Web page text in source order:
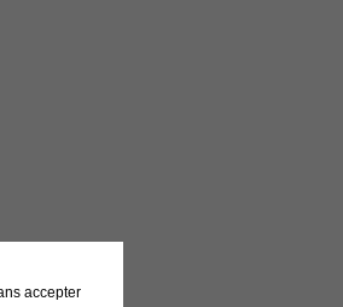
accepter